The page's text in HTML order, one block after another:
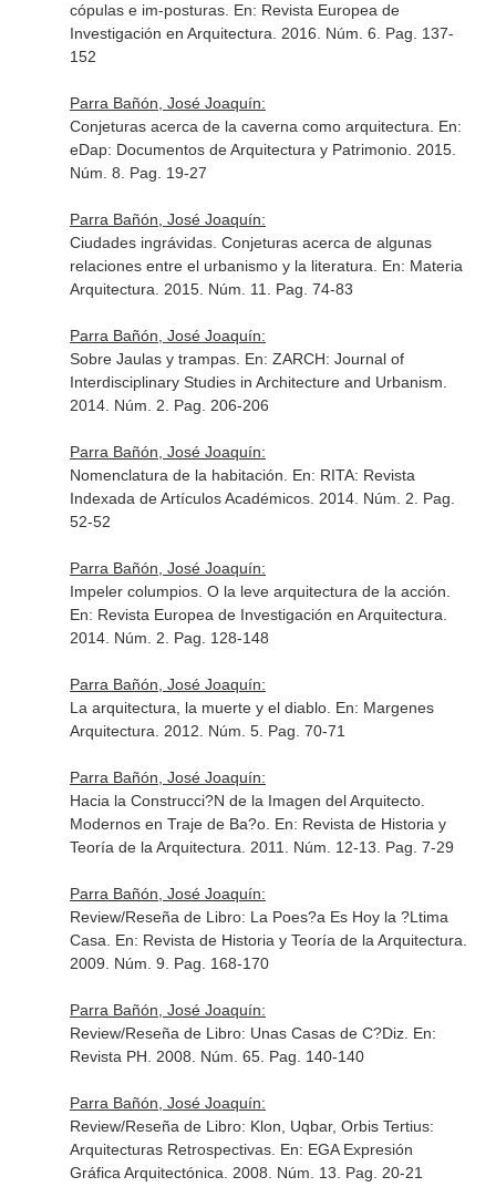
cópulas e im-posturas. En: Revista Europea de
Investigación en Arquitectura . 2016. Núm. 6. Pag. 137-
152
Parra Bañón, José Joaquín:
Conjeturas acerca de la caverna como arquitectura. En:
eDap: Documentos de Arquitectura y Patrimonio. 2015.
Núm. 8. Pag. 19-27
Parra Bañón, José Joaquín:
Ciudades ingrávidas. Conjeturas acerca de algunas
relaciones entre el urbanismo y la literatura. En: Materia
Arquitectura . 2015. Núm. 11. Pag. 74-83
Parra Bañón, José Joaquín:
Sobre Jaulas y trampas. En: ZARCH: Journal of
Interdisciplinary Studies in Architecture and Urbanism
2014. Núm. 2. Pag. 206-206
Parra Bañón, José Joaquín:
Nomenclatura de la habitación. En: RITA: Revista
Indexada de Artículos Académicos. 2014. Núm. 2. Pag.
52-52
Parra Bañón, José Joaquín:
Impeler columpios. O la leve arquitectura de la acción.
En: Revista Europea de Investigación en Arquitectura
2014. Núm. 2. Pag. 128-148
Parra Bañón, José Joaquín:
La arquitectura, la muerte y el diablo. En: Margenes
Arquitectura . 2012. Núm. 5. Pag. 70-71
Parra Bañón, José Joaquín:
Hacia la Construcci?N de la Imagen del Arquitecto.
Modernos en Traje de Ba?o. En: Revista de Historia y
Teoría de la Arquitectura . 2011. Núm. 12-13. Pag. 7-29
Parra Bañón, José Joaquín:
Review/Reseña de Libro: La Poes?a Es Hoy la ?Ltima
Casa. En: Revista de Historia y Teoría de la Arquitectura
2009. Núm. 9. Pag. 168-170
Parra Bañón, José Joaquín:
Review/Reseña de Libro: Unas Casas de C?Diz. En:
Revista PH . 2008. Núm. 65. Pag. 140-140
Parra Bañón, José Joaquín:
Review/Reseña de Libro: Klon, Uqbar, Orbis Tertius:
Arquitecturas Retrospectivas. En: EGA Expresión
Gráfica Arquitectónica . 2008. Núm. 13. Pag. 20-21